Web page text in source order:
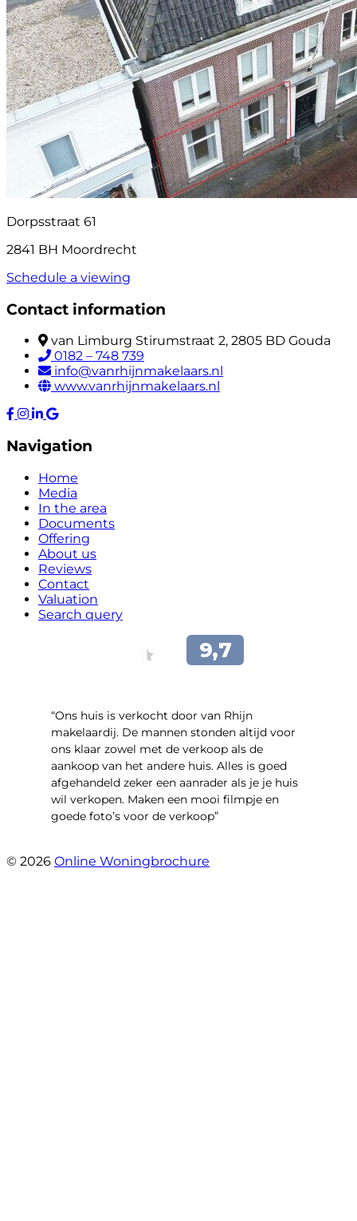
Dorpsstraat 61
2841 BH Moordrecht
Schedule a viewing
Contact information
van Limburg Stirumstraat 2, 2805 BD Gouda
0182 – 748 739
info@vanrhijnmakelaars.nl
www.vanrhijnmakelaars.nl
Navigation
Home
Media
In the area
Documents
Offering
About us
Reviews
Contact
Valuation
Search query
“Ons huis is verkocht door van Rhijn
makelaardij. De mannen stonden altijd voor
ons klaar zowel met de verkoop als de
aankoop van het andere huis. Alles is goed
afgehandeld zeker een aanrader als je je huis
wil verkopen. Maken een mooi filmpje en
goede foto’s voor de verkoop”
© 2026 Online Woningbrochure